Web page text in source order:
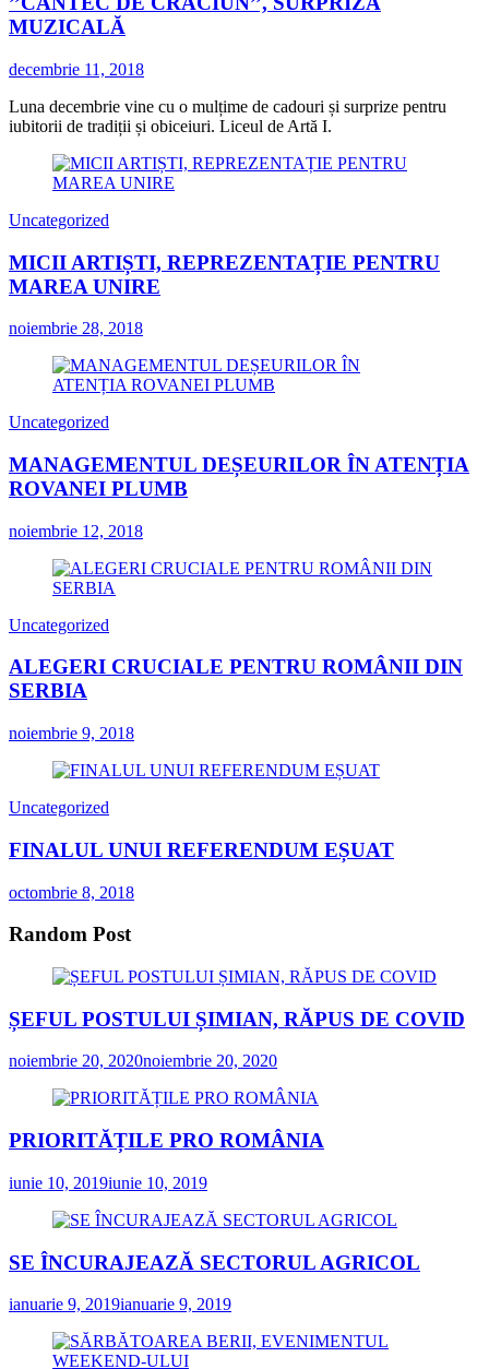
MUZICALĂ
decembrie 11, 2018
Luna decembrie vine cu o mulțime de cadouri și surprize pentru
iubitorii de tradiții și obiceiuri. Liceul de Artă I.
Uncategorized
MICII ARTIȘTI, REPREZENTAȚIE PENTRU
MAREA UNIRE
noiembrie 28, 2018
Uncategorized
MANAGEMENTUL DEȘEURILOR ÎN ATENȚIA
ROVANEI PLUMB
noiembrie 12, 2018
Uncategorized
ALEGERI CRUCIALE PENTRU ROMÂNII DIN
SERBIA
noiembrie 9, 2018
Uncategorized
FINALUL UNUI REFERENDUM EȘUAT
octombrie 8, 2018
Random Post
ȘEFUL POSTULUI ȘIMIAN, RĂPUS DE COVID
noiembrie 20, 2020noiembrie 20, 2020
PRIORITĂȚILE PRO ROMÂNIA
iunie 10, 2019iunie 10, 2019
SE ÎNCURAJEAZĂ SECTORUL AGRICOL
ianuarie 9, 2019ianuarie 9, 2019